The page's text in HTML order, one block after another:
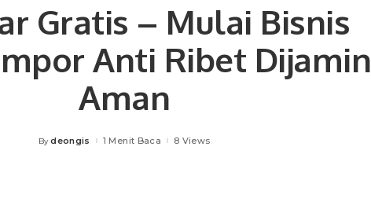
Gratis – Mulai Bisnis
Anti Ribet Dijamin
Aman
Posted
By deongis 1 Menit Baca 8 Views